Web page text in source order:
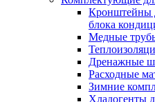
Кронштейны
блока
Медные
Дренажные
Расходные
Зимние
Хладогенты